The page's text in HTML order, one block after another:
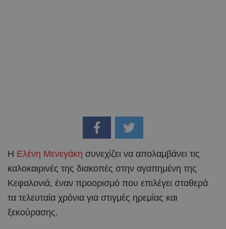
Η Ελένη Μενεγάκη συνεχίζει να απολαμβάνει τις
καλοκαιρινές της διακοπές στην αγαπημένη της
Κεφαλονιά, έναν προορισμό που επιλέγει σταθερά
τα τελευταία χρόνια για στιγμές ηρεμίας και
ξεκούρασης.